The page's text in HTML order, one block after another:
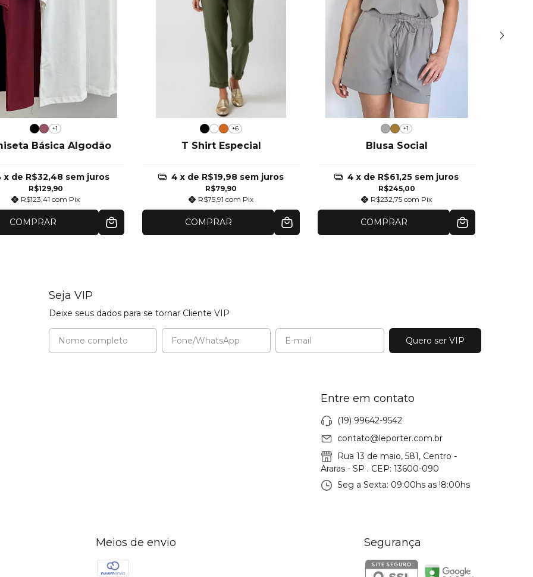
+1
Básica Algodão
R$129,90
R$123,41 com Pix
x de R$32,48 sem juros
COMPRAR
+6
T Shirt Especial
R$79,90
R$75,91 com Pix
4 x de R$19,98 sem juros
COMPRAR
+1
Blusa Social
R$245,00
R$232,75 com Pix
4 x de R$61,25 sem juros
COMPRAR
Seja VIP
Deixe seus dados para se tornar Cliente VIP
Entre em contato
(19) 99642-9542
contato@leporter.com.br
Rua 13 de maio, 581, Centro -
Araras - SP . CEP: 13600-090
Seg a Sexta: 09:00hs as !8:00hs
Meios de envio Segurança